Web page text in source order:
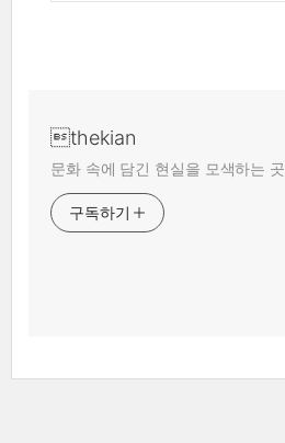
thekian
문화 속에 담긴 현실을 모색하는 곳
구독하기